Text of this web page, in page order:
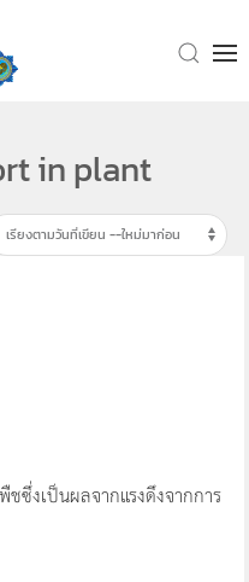
in plant
ชซึ่งเป็นผลจากแรงดึงจากการ